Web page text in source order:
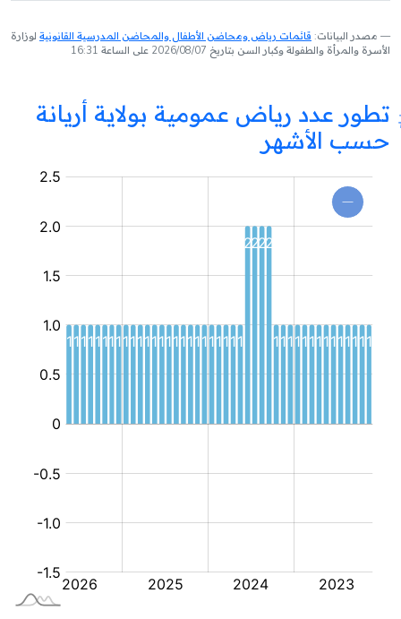
مصدر البيانات: قائمات رياض ومحاضن الأطفال والمحاضن المدرسية القانونية لوزارة
الأسرة والمرأة والطفولة وكبار السن بتاريخ 2026/08/07 على الساعة 16:31
تطور عدد رياض عمومية بولاية أريانة
حسب الأشهر
روضة